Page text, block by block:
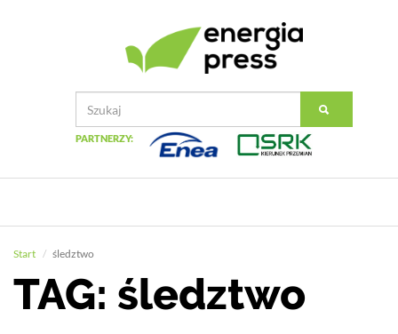
PARTNERZY:
Start śledztwo
TAG: śledztwo